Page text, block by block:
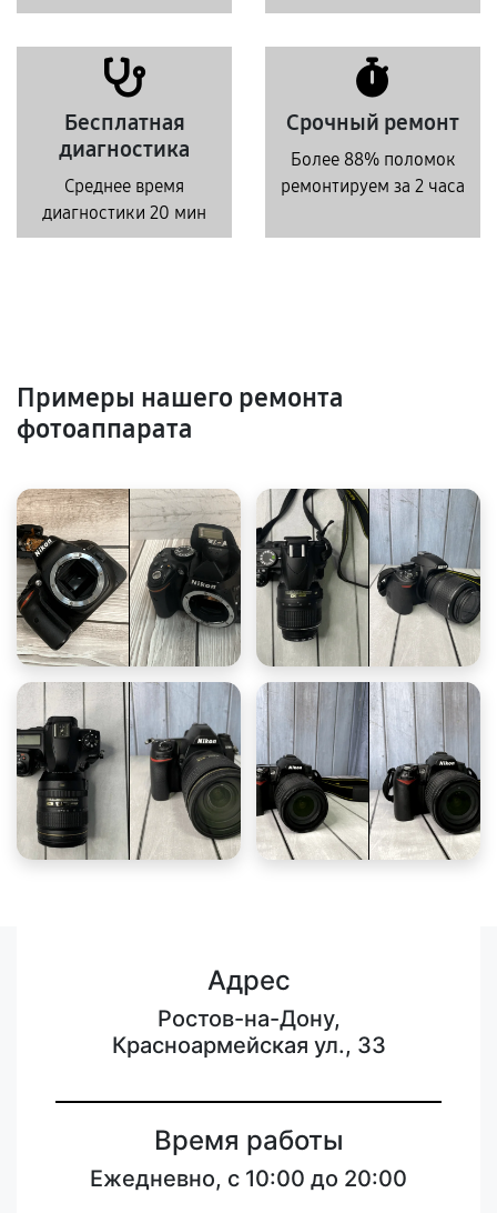
Бесплатная
диагностика
Среднее время
диагностики 20 мин
Срочный ремонт
Более 88% поломок
ремонтируем за 2 часа
Примеры нашего ремонта
фотоаппарата
Адрес
Ростов-на-Дону,
Красноармейская ул., 33
Время работы
Ежедневно, с 10:00 до 20:00